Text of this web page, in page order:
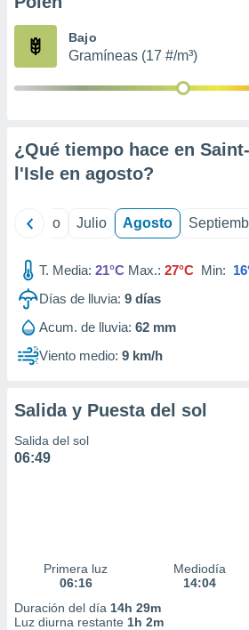
1199
Bajo
Gramíneas (17 #/m³)
¿Qué tiempo hace en
l'Isle en agosto?
Junio Julio Agosto
T. Media: 21°C Max.: 27°C Min:
Días de lluvia: 9 días
Acum. de lluvia: 62 mm
Viento medio: 9 km/h
Salida y Puesta del sol
Salida del sol
06:49
Primera luz
06:16
Mediodía
14:04
Duración del día 14h 29m
Luz diurna restante 1h 2m